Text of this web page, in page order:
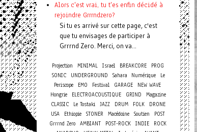
Alors c'est vrai, tu t'es enfin décidé à
rejoindre Grrrndzero?
Si tu es arrivé sur cette page, c'est
que tu envisages de participer à
Grrrnd Zero. Merci, on va...
Projection MINIMAL Israel BREAKCORE
PROG
SONIC
UNDERGROUND Sahara Numérique
Le
Periscope
EMO Festival GARAGE
NEW WAVE
Hongrie
ELECTROACOUSTIQUE GRIND
Magazine
CLASSIC
Le Tostaki JAZZ DRUM FOLK
DRONE
USA
Ethiopie STONER Macédoine Soutien
POST
Grrrnd Zero AMBIANT POST-ROCK INDIE
ROCK